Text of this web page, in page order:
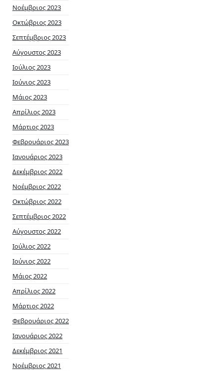
Νοέμβριος 2023
Οκτώβριος 2023
Σεπτέμβριος 2023
Αύγουστος 2023
Ιούλιος 2023
Ιούνιος 2023
Μάιος 2023
Απρίλιος 2023
Μάρτιος 2023
Φεβρουάριος 2023
Ιανουάριος 2023
Δεκέμβριος 2022
Νοέμβριος 2022
Οκτώβριος 2022
Σεπτέμβριος 2022
Αύγουστος 2022
Ιούλιος 2022
Ιούνιος 2022
Μάιος 2022
Απρίλιος 2022
Μάρτιος 2022
Φεβρουάριος 2022
Ιανουάριος 2022
Δεκέμβριος 2021
Νοέμβριος 2021